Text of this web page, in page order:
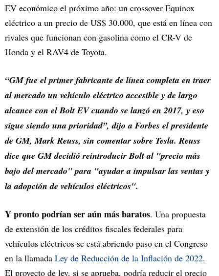
EV económico el próximo año: un crossover Equinox
eléctrico a un precio de US$ 30.000, que está en línea con
rivales que funcionan con gasolina como el CR-V de
Honda y el RAV4 de Toyota.
“GM fue el primer fabricante de línea completa en traer
al mercado un vehículo eléctrico accesible y de largo
alcance con el Bolt EV cuando se lanzó en 2017, y eso
sigue siendo una prioridad”, dijo a Forbes el presidente
de GM, Mark Reuss, sin comentar sobre Tesla. Reuss
dice que GM decidió reintroducir Bolt al "precio más
bajo del mercado" para "ayudar a impulsar las ventas y
la adopción de vehículos eléctricos".
Y pronto podrían ser aún más baratos. Una propuesta
de extensión de los créditos fiscales federales para
vehículos eléctricos se está abriendo paso en el Congreso
en la llamada Ley de Reducción de la Inflación de 2022.
El proyecto de ley, si se aprueba, podría reducir el precio